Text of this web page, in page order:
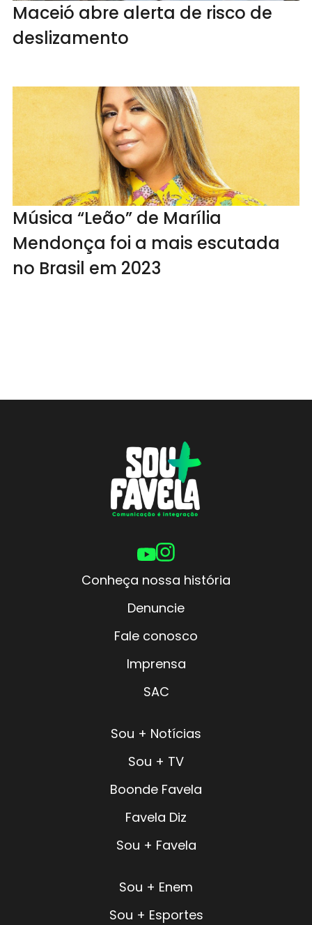
Maceió abre alerta de risco de
deslizamento
Música “Leão” de Marília
Mendonça foi a mais escutada
no Brasil em 2023
Conheça nossa história
Denuncie
Fale conosco
Imprensa
SAC
Sou + Notícias
Sou + TV
Boonde Favela
Favela Diz
Sou + Favela
Sou + Enem
Sou + Esportes